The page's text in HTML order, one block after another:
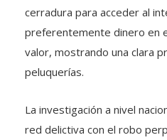
cerradura para acceder al
preferentemente dinero en
valor, mostrando una clara
peluquerías.
La investigación a nivel
red delictiva con el robo